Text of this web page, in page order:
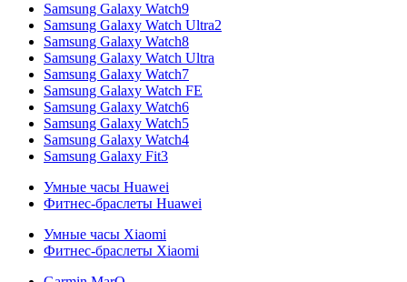
Samsung Galaxy Watch9
Samsung Galaxy Watch Ultra2
Samsung Galaxy Watch8
Samsung Galaxy Watch Ultra
Samsung Galaxy Watch7
Samsung Galaxy Watch FE
Samsung Galaxy Watch6
Samsung Galaxy Watch5
Samsung Galaxy Watch4
Samsung Galaxy Fit3
Умные часы Huawei
Фитнес-браслеты Huawei
Умные часы Xiaomi
Фитнес-браслеты Xiaomi